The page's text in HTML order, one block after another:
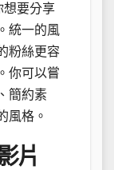
想要分享
統一的風
粉絲更容
你可以嘗
簡約素
風格。
片